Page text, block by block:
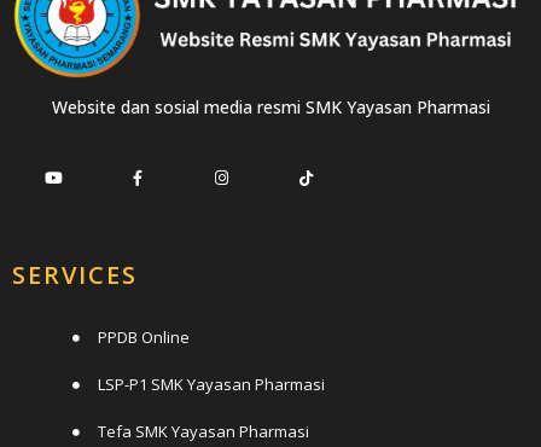
Website dan sosial media resmi SMK Yayasan Pharmasi
SERVICES
PPDB Online
LSP-P1 SMK Yayasan Pharmasi
Tefa SMK Yayasan Pharmasi